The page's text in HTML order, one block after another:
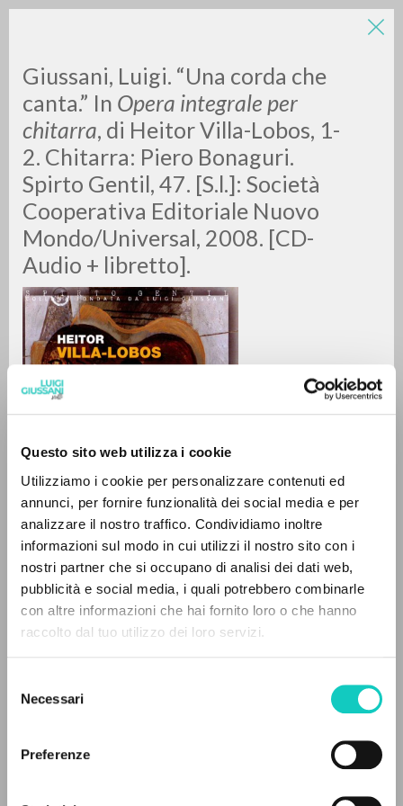
Questo sito web utilizza i cookie
Utilizziamo i cookie per personalizzare contenuti ed
annunci, per fornire funzionalità dei social media e per
analizzare il nostro traffico. Condividiamo inoltre
informazioni sul modo in cui utilizzi il nostro sito con i
nostri partner che si occupano di analisi dei dati web,
pubblicità e social media, i quali potrebbero combinarle
con altre informazioni che hai fornito loro o che hanno
raccolto dal tuo utilizzo dei loro servizi.
delNecessari
Preferenze
Giussani, Luigi. “Una corda che
canta.” In Opera integrale per
chitarra, di Heitor Villa-Lobos, 1-
2. Chitarra: Piero Bonaguri.
Spirto Gentil, 47. [S.l.]: Società
Cooperativa Editoriale Nuovo
Mondo/Universal, 2008. [CD-
Audio + libretto].
Giussani Luigi
Author
Villa-Lobos Heitor Composer
Società Cooperativa Editoriale Nuovo Mondo/Universal
Italian
28/05/2025
0RESULTS FOUND
MORE RESULTS
THE PROJECT
The portal collects and gives access to the
writings of Luigi Giussani: nearly 5,000
bibliographic references, full texts in 5
languages, and dedicated thematic sections.